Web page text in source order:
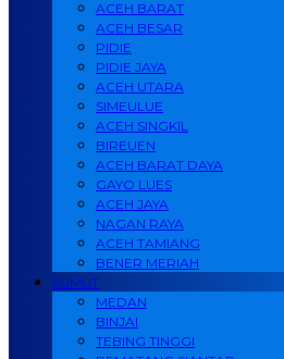
ACEH BARAT
ACEH BESAR
PIDIE
PIDIE JAYA
ACEH UTARA
SIMEULUE
ACEH SINGKIL
BIREUEN
ACEH BARAT DAYA
GAYO LUES
ACEH JAYA
NAGAN RAYA
ACEH TAMIANG
BENER MERIAH
SUMUT
MEDAN
BINJAI
TEBING TINGGI